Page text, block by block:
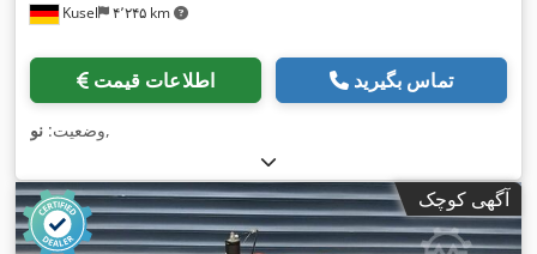
Kusel ۴٬۲۴۵ km
اطلاعات قیمت تماس بگیرید
وضعیت: نو ,
آگهی کوچک